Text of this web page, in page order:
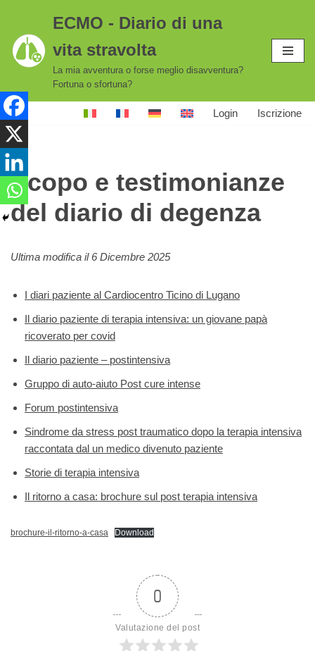
Vai
al
contenuto
ECMO - Diario di una
vita stravolta
La mia avventura o forse meglio disavventura?
Fortuna o sfortuna?
Login Iscrizione
Scopo e testimonianze
del diario di degenza
Ultima modifica il 6 Dicembre 2025
I diari paziente al Cardiocentro Ticino di Lugano
Il diario paziente di terapia intensiva: un giovane papà
ricoverato per covid
Il diario paziente – postintensiva
Gruppo di auto-aiuto Post cure intense
Forum postintensiva
Sindrome da stress post traumatico dopo la terapia intensiva
raccontata dal un medico divenuto paziente
Storie di terapia intensiva
Il ritorno a casa: brochure sul post terapia intensiva
brochure-il-ritorno-a-casa Download
0
Valutazione del post